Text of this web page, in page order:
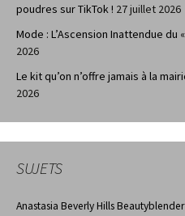
poudres sur TikTok ! 27 juillet 2026
Mode : L’Ascension Inattendue du
2026
Le kit qu’on n’offre jamais à la
2026
SUJETS
Anastasia Beverly HillsBeautyblender